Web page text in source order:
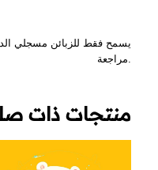
يسمح فقط للزبائن مسجلي
مراجعة.
منتجات ذات